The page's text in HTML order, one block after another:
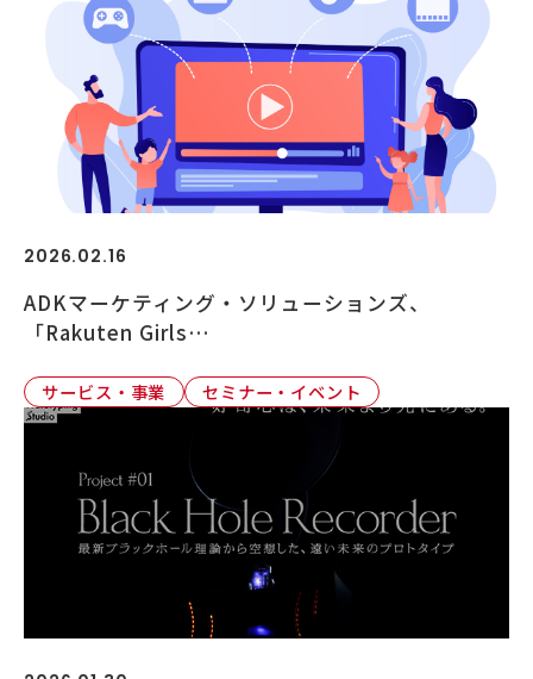
2026.02.16
ADKマーケティング・ソリューションズ、
「Rakuten Girls…
サービス・事業 セミナー・イベント